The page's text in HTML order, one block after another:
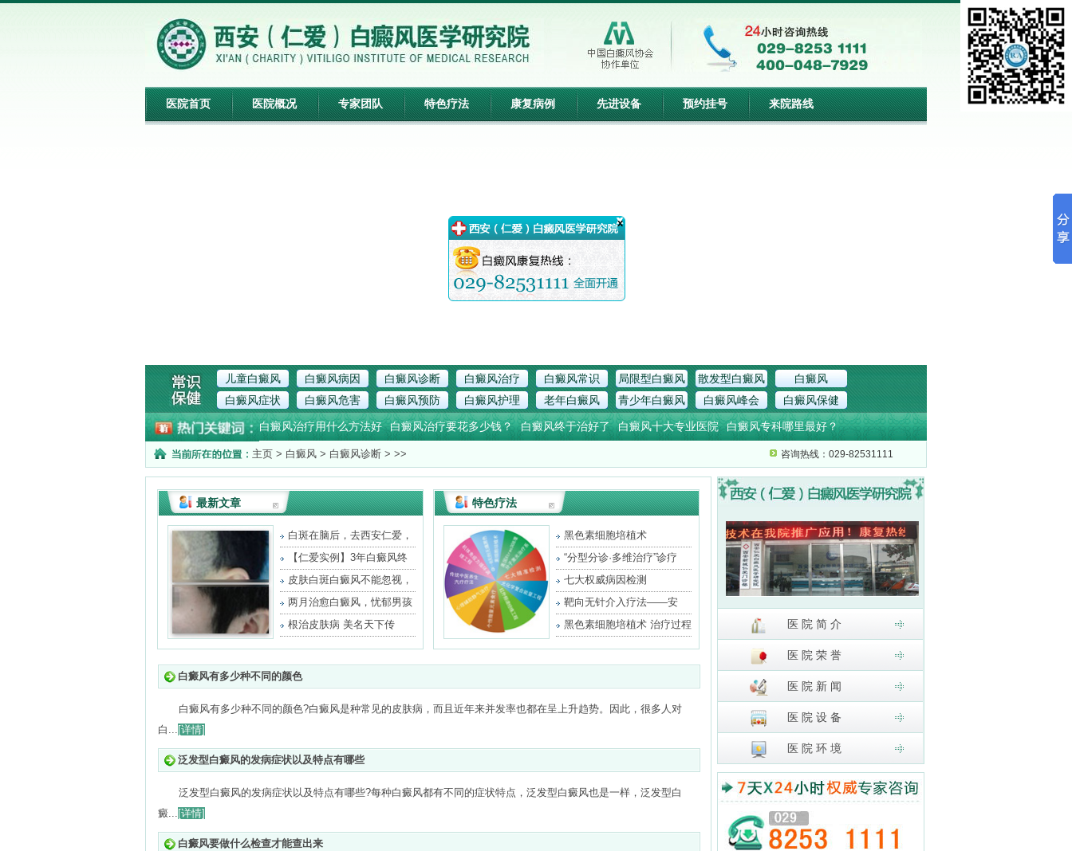
医院首页 医院概况 专家团队 特色疗法 康复病例 先进设备 预约挂号 来院路线
儿童白癜风 白癜风病因 白癜风诊断 白癜风治疗 白癜风常识 局限型白癜风 散发型白癜风
白癜风
白癜风症状
白癜风危害 白癜风预防 白癜风护理 老年白癜风 青少年白癜风 白癜风峰会 白癜风保健
白癜风治疗用什么方法好 白癜风治疗要花多少钱？ 白癜风终于治好了 白癜风十大专业医院 白癜风专科哪里最好？
主页 > 白癜风 > 白癜风诊断 > >> 咨询热线：029-82531111
最新文章
白斑在脑后，去西安仁爱，
将
【仁爱实例】3年白癜风终
治皮肤白斑白癜风不能忽视，
很两月治愈白癜风，忧郁男孩
重根治皮肤病 美名天下传
特色疗法
黑色素细胞培植术
“分型分诊·多维治疗”诊疗
七大权威病因检测
靶向无针介入疗法——安
全、
黑色素细胞培植术 治疗过程
白癜风有多少种不同的颜色
白癜风有多少种不同的颜色?白癜风是种常见的皮肤病，而且近年来并发率也都在呈上升趋势。因此，很多人对
白... [详情]
泛发型白癜风的发病症状以及特点有哪些
泛发型白癜风的发病症状以及特点有哪些?每种白癜风都有不同的症状特点，泛发型白癜风也是一样，泛发型白
癜... [详情]
白癜风要做什么检查才能查出来
医 院 简 介
医 院 荣 誉
医 院 新 闻
医 院 设 备
医 院 环 境